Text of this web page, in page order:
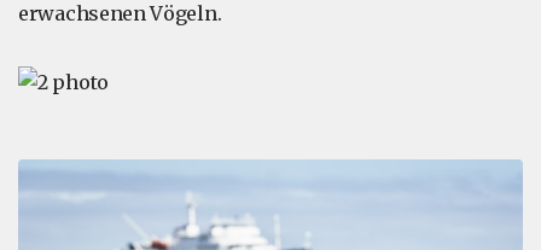
erwachsenen Vögeln.